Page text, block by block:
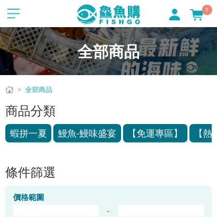
0
全部商品
全部商品
商品分類
蝦拼一夏 鰻魚-鰻味盛宴 【免運專區】 【
條件篩選
價格範圍
-